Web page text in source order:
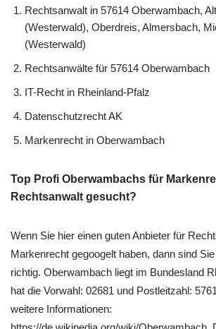
Rechtsanwalt in 57614 Oberwambach,
(Westerwald), Oberdreis, Almersbach,
(Westerwald)
Rechtsanwälte für 57614 Oberwambach
IT-Recht in Rheinland-Pfalz
Datenschutzrecht AK
Markenrecht in Oberwambach
Top Profi Oberwambachs für
Rechtsanwalt gesucht?
Wenn Sie hier einen guten Anbieter für
Markenrecht gegoogelt haben, dann sind
richtig. Oberwambach liegt im Bundesland
hat die Vorwahl: 02681 und Postleitzahl:
weitere Informationen: